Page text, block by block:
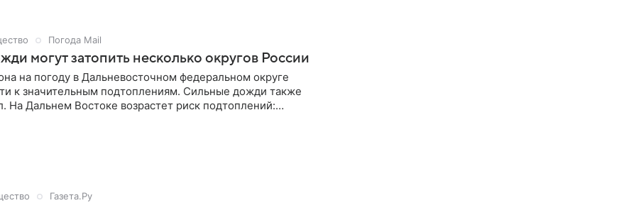
метра, сообщили в издании «Метеовести».
Погода Mail
могут затопить несколько округов России
на погоду в Дальневосточном федеральном округе
к значительным подтоплениям. Сильные дожди также
На Дальнем Востоке возрастет риск подтоплений:
Газета.Ру